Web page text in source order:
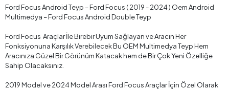
Ford Focus Android Teyp – Ford Focus ( 2019 - 2024 ) Oem Android
Multimedya – Ford Focus Android Double Teyp
Ford Focus Araçlar İle Birebir Uyum Sağlayan ve Aracın Her
Fonksiyonuna Karşılık Verebilecek Bu OEM Multimedya Teyp Hem
Aracınıza Güzel Bir Görünüm Katacak hem de Bir Çok Yeni Özelliğe
Sahip Olacaksınız.
2019 Model ve 2024 Model Arası Ford Focus Araçlar İçin Özel Olarak